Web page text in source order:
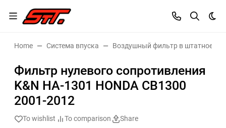
Home Система впуска Воздушный фильтр в штатное
Фильтр нулевого сопротивления
K&N HA-1301 HONDA CB1300
2001-2012
To wishlist To comparison Share